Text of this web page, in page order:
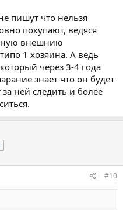
пишут что нельзя
покупают, ведяся
внешнию
1 хозяина. А ведь
через 3-4 года
знает что он будет
за ней следить и более
#10